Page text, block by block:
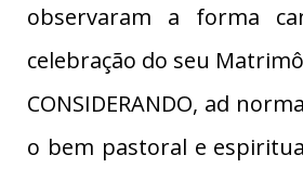
observaram a forma
celebração do seu
CONSIDERANDO, ad
o bem pastoral e